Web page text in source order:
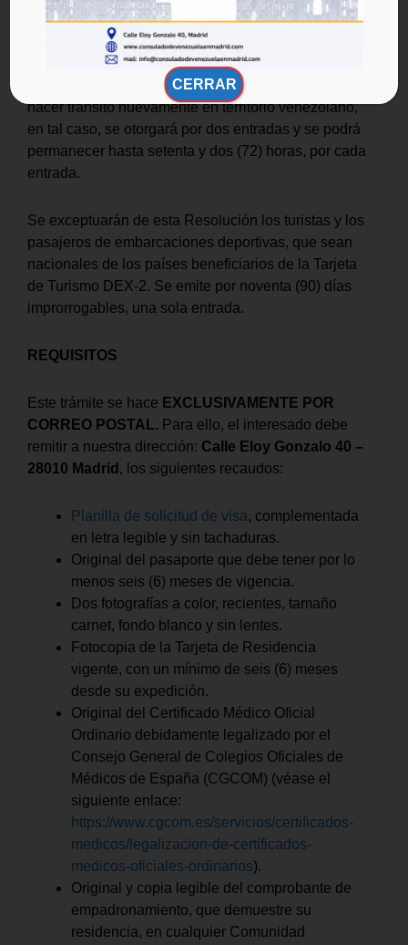
La visa de Viajero de Tránsito se otorgará por
setenta y dos (72) horas, una sola entrada, a menos
que el pasaje confirmado indique que al regreso a
su país de origen, de domicilio o residencia deberá
hacer tránsito nuevamente en territorio venezolano,
en tal caso, se otorgará por dos entradas y se podrá
permanecer hasta setenta y dos (72) horas, por cada
entrada.
Se exceptuarán de esta Resolución los turistas y los
pasajeros de embarcaciones deportivas, que sean
nacionales de los países beneficiarios de la Tarjeta
de Turismo DEX-2. Se emite por noventa (90) días
improrrogables, una sola entrada.
REQUISITOS
Este trámite se hace EXCLUSIVAMENTE POR
CORREO POSTAL. Para ello, el interesado debe
remitir a nuestra dirección: Calle Eloy Gonzalo 40 –
28010 Madrid , los siguientes recaudos:
Planilla de solicitud de visa, complementada
en letra legible y sin tachaduras.
Original del pasaporte que debe tener por lo
menos seis (6) meses de vigencia.
Dos fotografías a color, recientes, tamaño
carnet, fondo blanco y sin lentes.
Fotocopia de la Tarjeta de Residencia
vigente, con un mínimo de seis (6) meses
desde su expedición.
Original del Certificado Médico Oficial
Ordinario debidamente legalizado por el
Consejo General de Colegios Oficiales de
Médicos de España (CGCOM) (véase el
siguiente enlace:
https://www.cgcom.es/servicios/certificados-
medicos/legalizacion-de-certificados-
medicos-oficiales-ordinarios).
Original y copia legible del comprobante de
empadronamiento, que demuestre su
residencia, en cualquier Comunidad
CERRAR